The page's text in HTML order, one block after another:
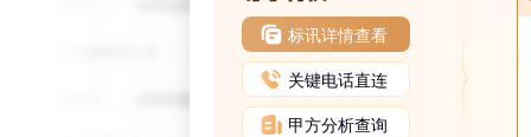
标讯详情查看
关键电话直连
甲方分析查询